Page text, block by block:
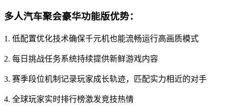
多人汽车聚会豪华功能版优势：
1. 低配置优化技术确保千元机也能流畅运行高画质模式
2. 每日挑战任务系统持续提供新鲜游戏内容
3. 赛季段位机制记录玩家成长轨迹，匹配实力相近的对手
4. 全球玩家实时排行榜激发竞技热情